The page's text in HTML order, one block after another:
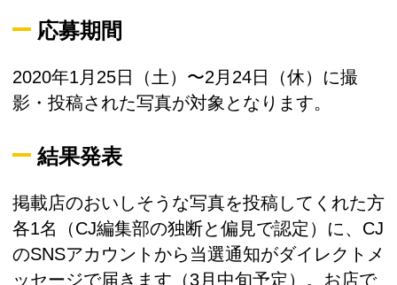
応募期間
2020年1月25日（土）〜2月24日（休）に撮
影・投稿された写真が対象となります。
結果発表
掲載店のおいしそうな写真を投稿してくれた方
各1名（CJ編集部の独断と偏見で認定）に、CJ
のSNSアカウントから当選通知がダイレクトメ
ッセージで届きます（3月中旬予定）。お店で